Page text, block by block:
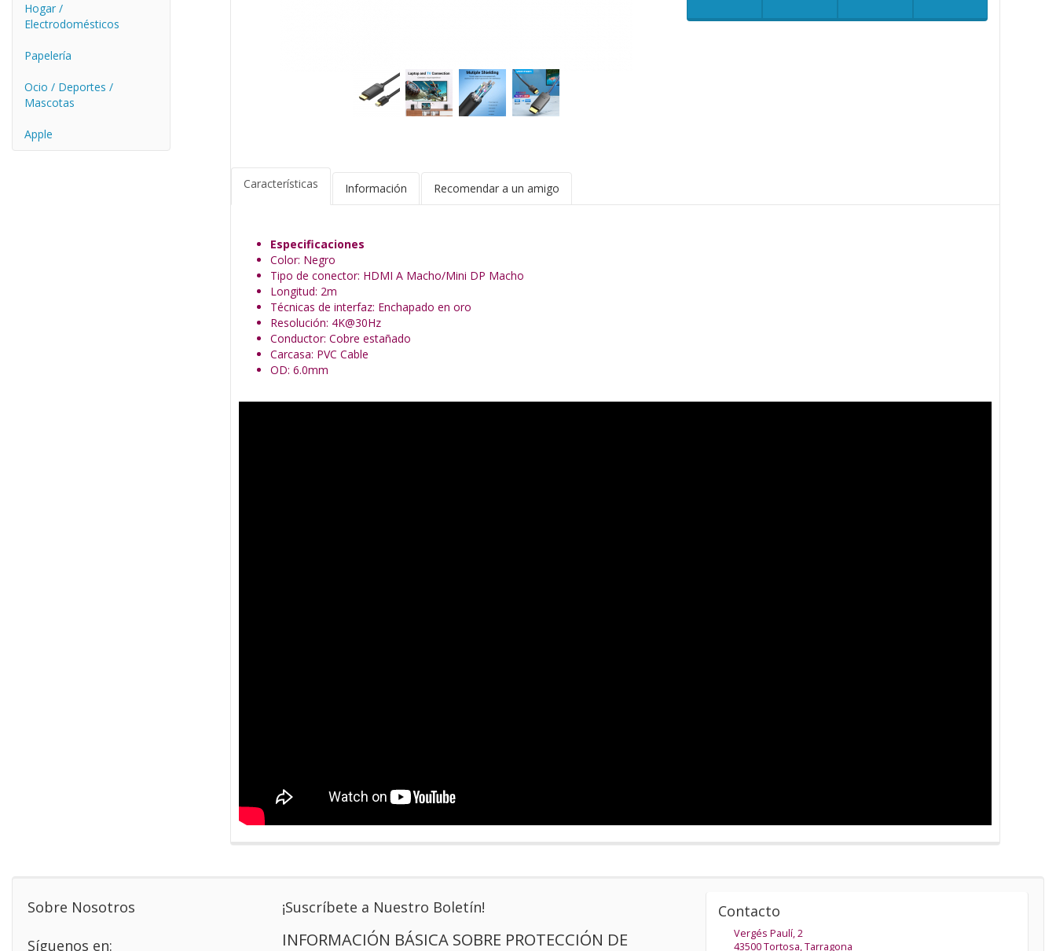
Hogar /
Electrodomésticos
Papelería
Ocio / Deportes /
Mascotas
Apple
Características Información Recomendar a un amigo
Especificaciones
Color: Negro
Tipo de conector: HDMI A Macho/Mini DP Macho
Longitud: 2m
Técnicas de interfaz: Enchapado en oro
Resolución: 4K@30Hz
Conductor: Cobre estañado
Carcasa: PVC Cable
OD: 6.0mm
Sobre Nosotros
Síguenos en:
¡Suscríbete a Nuestro Boletín!
INFORMACIÓN BÁSICA SOBRE PROTECCIÓN DE
Contacto
Vergés Paulí, 2
43500Tortosa,Tarragona